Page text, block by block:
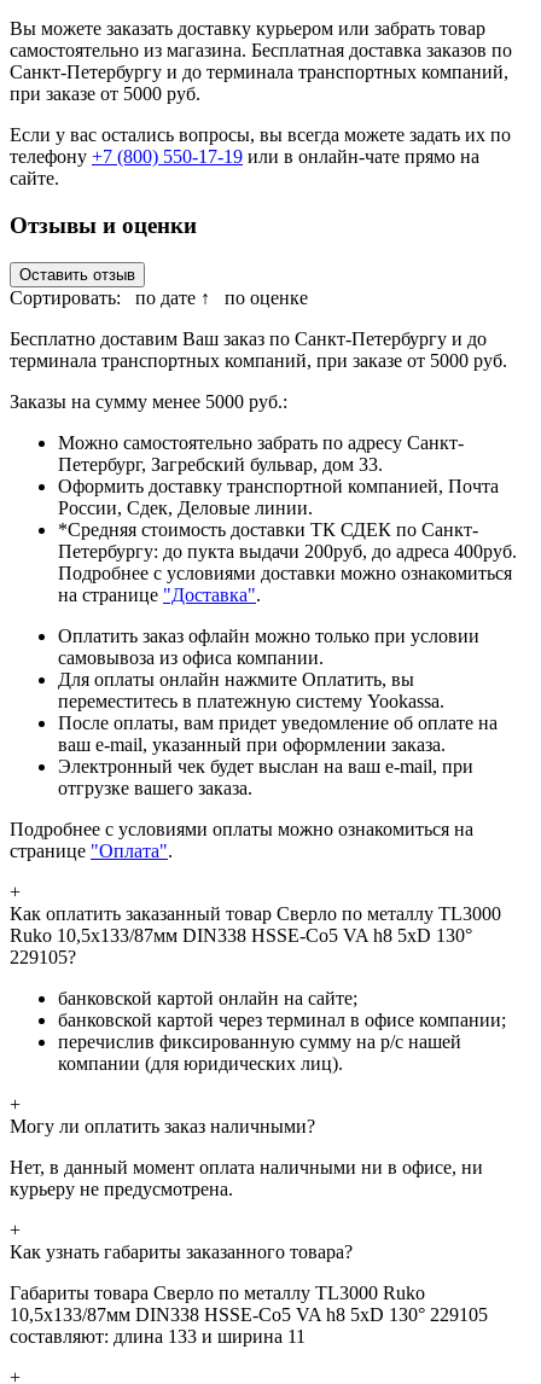
Вы можете заказать доставку курьером или забрать товар
самостоятельно из магазина. Бесплатная доставка заказов по
Санкт-Петербургу и до терминала транспортных компаний,
при заказе от 5000 руб.
Если у вас остались вопросы, вы всегда можете задать их по
телефону +7 (800) 550-17-19 или в онлайн-чате прямо на
сайте.
Отзывы и оценки
Оставить отзыв
Сортировать: по дате ↑
по оценке
Бесплатно доставим Ваш заказ по Санкт-Петербургу и до
терминала транспортных компаний, при заказе от 5000 руб.
Заказы на сумму менее 5000 руб.:
Можно самостоятельно забрать по адресу Санкт-
Петербург, Загребский бульвар, дом 33.
Оформить доставку транспортной компанией, Почта
России, Сдек, Деловые линии.
*Средняя стоимость доставки ТК СДЕК по Санкт-
Петербургу: до пукта выдачи 200руб, до адреса 400руб.
Подробнее с условиями доставки можно ознакомиться
на странице "Доставка".
Оплатить заказ офлайн можно только при условии
самовывоза из офиса компании.
Для оплаты онлайн нажмите Оплатить, вы
переместитесь в платежную систему Yookassa.
После оплаты, вам придет уведомление об оплате на
ваш e-mail, указанный при оформлении заказа.
Электронный чек будет выслан на ваш e-mail, при
отгрузке вашего заказа.
Подробнее с условиями оплаты можно ознакомиться на
странице "Оплата".
+
Как оплатить заказанный товар Сверло по металлу TL3000
Ruko 10,5x133/87мм DIN338 HSSE-Co5 VA h8 5xD 130°
229105?
банковской картой онлайн на сайте;
банковской картой через терминал в офисе компании;
перечислив фиксированную сумму на р/с нашей
компании (для юридических лиц).
+
Могу ли оплатить заказ наличными?
Нет, в данный момент оплата наличными ни в офисе, ни
курьеру не предусмотрена.
+
Как узнать габариты заказанного товара?
Габариты товара Сверло по металлу TL3000 Ruko
10,5x133/87мм DIN338 HSSE-Co5 VA h8 5xD 130° 229105
составляют: длина 133 и ширина 11
+